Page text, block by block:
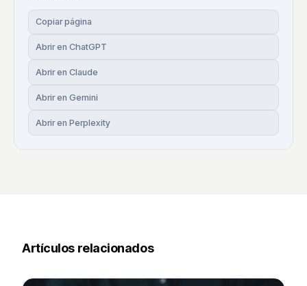
Copiar página
Abrir en ChatGPT
Abrir en Claude
Abrir en Gemini
Abrir en Perplexity
Artículos relacionados